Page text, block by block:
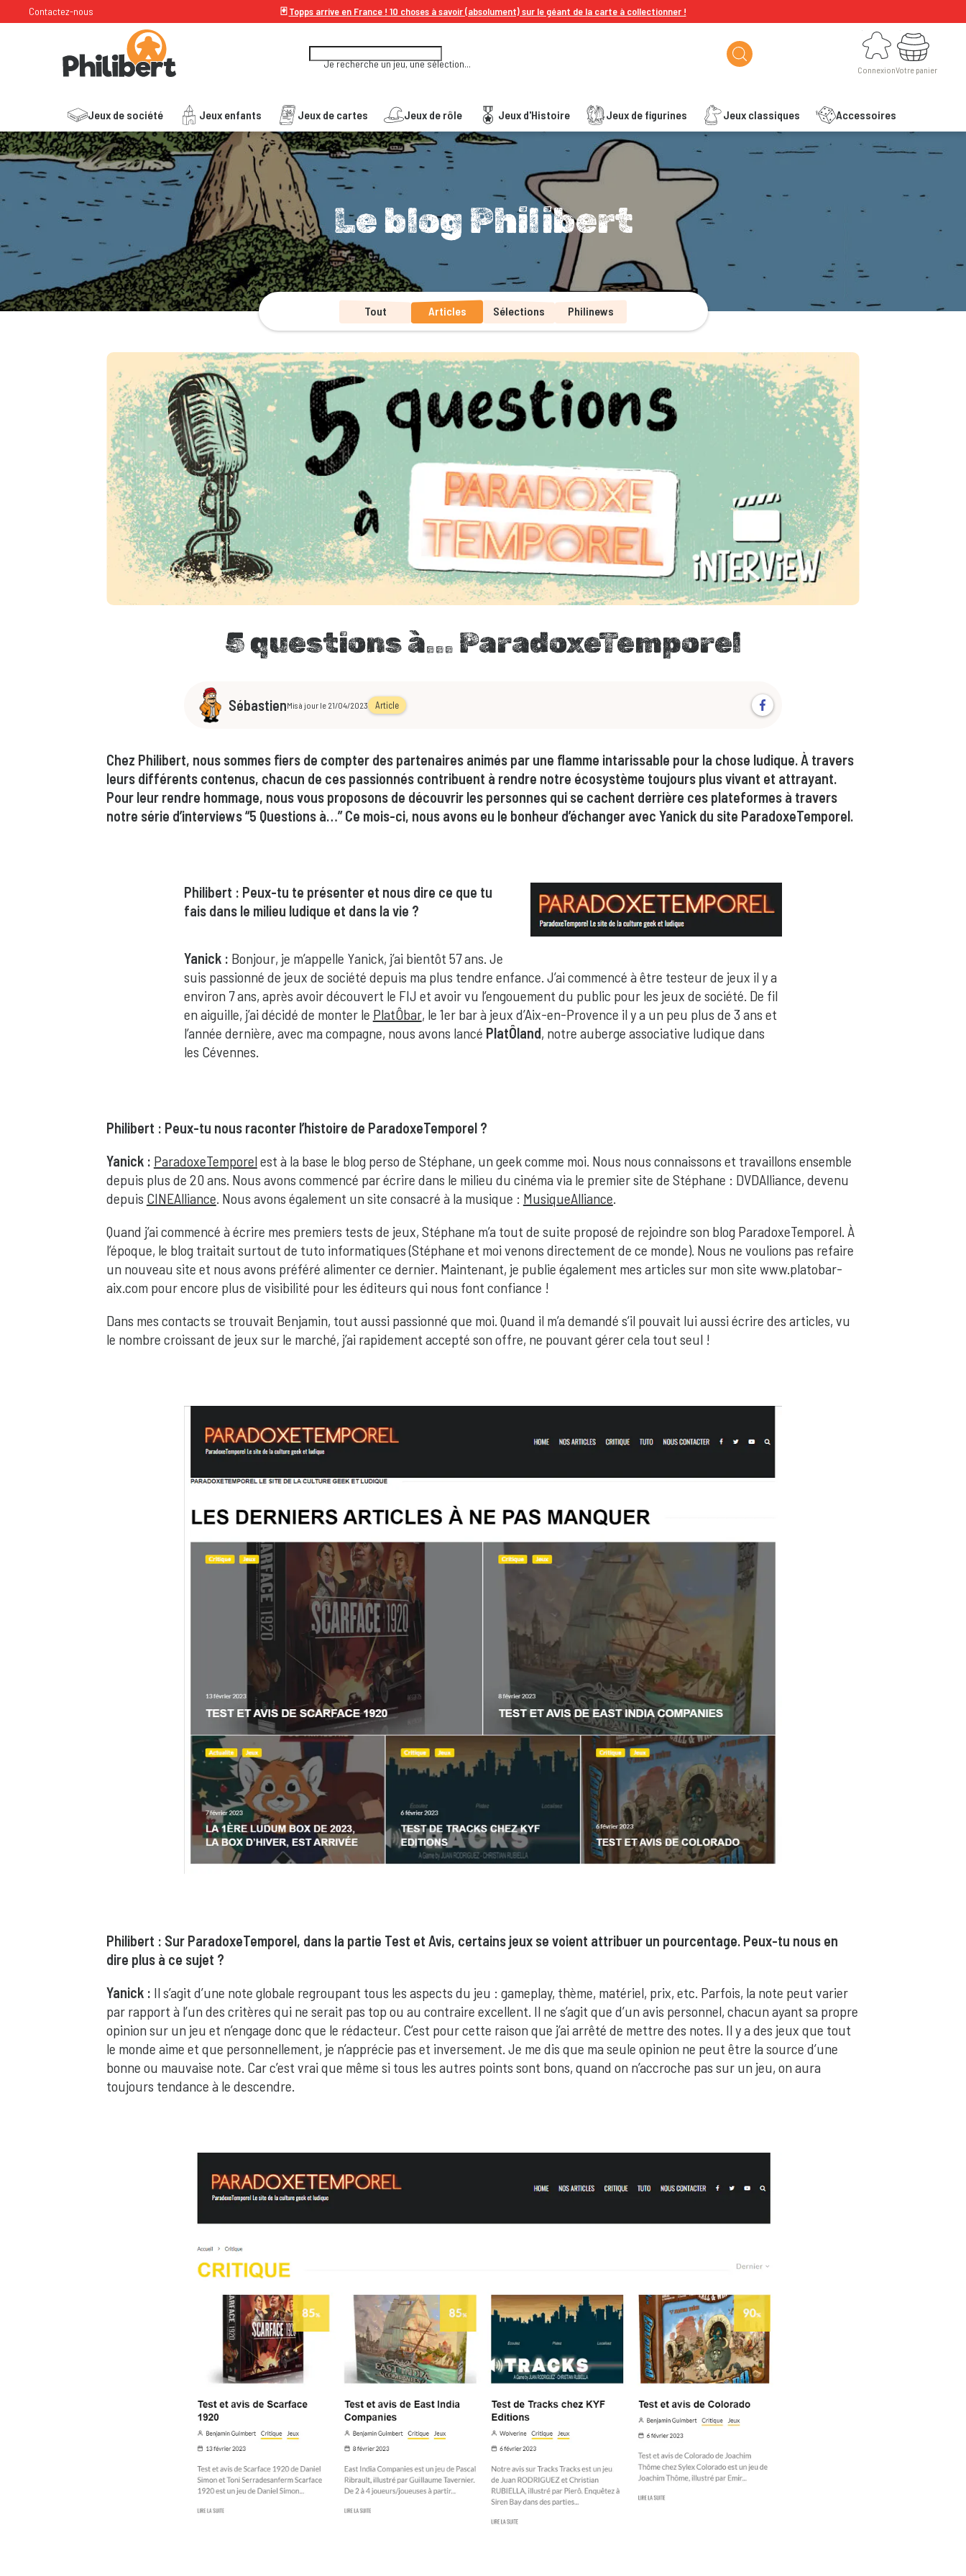
Contactez-nous 🃏Topps arrive en France ! 10 choses à savoir (absolument) sur le géant de la carte à collectionner !
Je recherche un jeu, une sélection...
Connexion
Connexion
Jeux de société Jeux enfants Jeux de cartes Jeux de rôle Jeux d'Histoire Jeux de figurines Jeux classiques Accessoires
Votre panier
Votre panier
Le blog Philibert
Tout Articles Sélections Philinews
5 questions à... ParadoxeTemporel
SébastienMis à jour le 21/04/2023 Article blog.author.share
Chez Philibert, nous sommes fiers de compter des partenaires animés par une flamme intarissable pour la chose ludique. À travers
leurs différents contenus, chacun de ces passionnés contribuent à rendre notre écosystème toujours plus vivant et attrayant.
Pour leur rendre hommage, nous vous proposons de découvrir les personnes qui se cachent derrière ces plateformes à travers
notre série d’interviews “5 Questions à…” Ce mois-ci, nous avons eu le bonheur d’échanger avec Yanick du site ParadoxeTemporel.
Philibert : Peux-tu te présenter et nous dire ce que tu
fais dans le milieu ludique et dans la vie ?
Yanick : Bonjour, je m’appelle Yanick, j’ai bientôt 57 ans. Je
suis passionné de jeux de société depuis ma plus tendre enfance. J’ai commencé à être testeur de jeux il y a
environ 7 ans, après avoir découvert le FIJ et avoir vu l’engouement du public pour les jeux de société. De fil
en aiguille, j’ai décidé de monter le PlatÔbar, le 1er bar à jeux d’Aix-en-Provence il y a un peu plus de 3 ans et
l’année dernière, avec ma compagne, nous avons lancé PlatÔland, notre auberge associative ludique dans
les Cévennes.
Philibert : Peux-tu nous raconter l’histoire de ParadoxeTemporel ?
Yanick : ParadoxeTemporelest à la base le blog perso de Stéphane, un geek comme moi. Nous nous connaissons et travaillons ensemble
depuis plus de 20 ans. Nous avons commencé par écrire dans le milieu du cinéma via le premier site de Stéphane : DVDAlliance, devenu
depuis CINEAlliance. Nous avons également un site consacré à la musique : MusiqueAlliance.
Quand j’ai commencé à écrire mes premiers tests de jeux, Stéphane m’a tout de suite proposé de rejoindre son blog ParadoxeTemporel. À
l’époque, le blog traitait surtout de tuto informatiques (Stéphane et moi venons directement de ce monde). Nous ne voulions pas refaire
un nouveau site et nous avons préféré alimenter ce dernier. Maintenant, je publie également mes articles sur mon site www.platobar-
aix.com pour encore plus de visibilité pour les éditeurs qui nous font confiance !
Dans mes contacts se trouvait Benjamin, tout aussi passionné que moi. Quand il m’a demandé s’il pouvait lui aussi écrire des articles, vu
le nombre croissant de jeux sur le marché, j’ai rapidement accepté son offre, ne pouvant gérer cela tout seul !
Philibert : Sur ParadoxeTemporel, dans la partie Test et Avis, certains jeux se voient attribuer un pourcentage. Peux-tu nous en
dire plus à ce sujet ?
Yanick : Il s’agit d’une note globale regroupant tous les aspects du jeu : gameplay, thème, matériel, prix, etc. Parfois, la note peut varier
par rapport à l’un des critères qui ne serait pas top ou au contraire excellent. Il ne s’agit que d’un avis personnel, chacun ayant sa propre
opinion sur un jeu et n’engage donc que le rédacteur. C’est pour cette raison que j’ai arrêté de mettre des notes. Il y a des jeux que tout
le monde aime et que personnellement, je n’apprécie pas et inversement. Je me dis que ma seule opinion ne peut être la source d’une
bonne ou mauvaise note. Car c’est vrai que même si tous les autres points sont bons, quand on n’accroche pas sur un jeu, on aura
toujours tendance à le descendre.